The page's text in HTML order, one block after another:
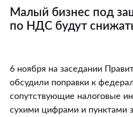
Малый бизнес под
по НДС будут
Малый
бизнес
под
защитой:
6 ноября на заседании
обсудили поправки к
сопутствующие налоговые
сухими цифрами и пунктами